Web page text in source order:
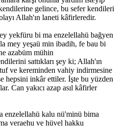
gelince, bu sefer kendileri
Allah'ın laneti kâfirleredir.
yekfüru bi ma enzelellahü bağyen
mey yeşaü min ibadih, fe bau bi
azabüm mühin
sattıkları şey ki; Allah'ın
ve kereminden vahiy indirmesine
hepsini inkâr ettiler. İşte bu yüzden
Can yakıcı azap asıl kâfirler
enzelellahü kalu nü'minü bima
veraehu ve hüvel hakku